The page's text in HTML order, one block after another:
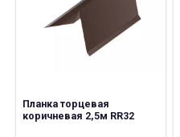
Планка торцевая
коричневая 2,5м RR32